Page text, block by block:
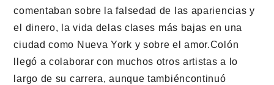
comentaban sobre la falsedad de las apariencias y
el dinero, la vida delas clases más bajas en una
ciudad como Nueva York y sobre el amor.Colón
llegó a colaborar con muchos otros artistas a lo
largo de su carrera, aunque tambiéncontinuó